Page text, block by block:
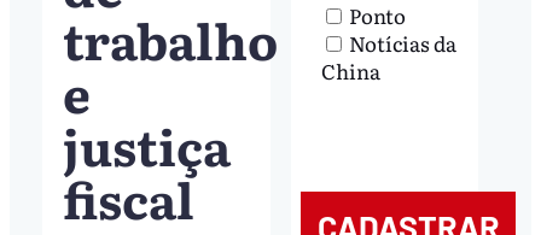
trabalho
e
justiça
fiscal
Ponto
Notícias da
China